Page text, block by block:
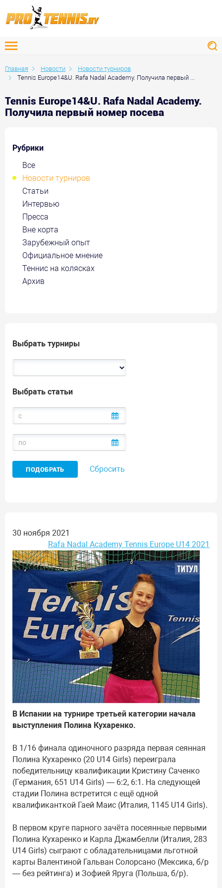
Главная Новости
Новости турниров
Tennis Europe14&U. Rafa Nadal Academy. Получила первый ...
Tennis Europe14&U. Rafa Nadal Academy.
Получила первый номер посева
Рубрики
Все
Новости турниров
Статьи
Интервью
Пресса
Вне корта
Зарубежный опыт
Официальное мнение
Теннис на колясках
Архив
Выбрать турниры
Выбрать статьи
Сбросить
30 ноября 2021
Rafa Nadal Academy Tennis Europe U14 2021
В Испании на турнире третьей категории начала
выступления Полина Кухаренко.
В 1/16 финала одиночного разряда первая сеянная
Полина Кухаренко (20 U14 Girls) переиграла
победительницу квалификации Кристину Саченко
(Германия, 651 U14 Girls) — 6:2, 6:1. На следующей
стадии Полина встретится с ещё одной
квалификанткой Гаей Маис (Италия, 1145 U14 Girls).
В первом круге парного зачёта посеянные первыми
Полина Кухаренко и Карла Джамбелли (Италия, 283
U14 Girls) сыграют с обладательницами льготной
карты Валентиной Гальван Солорсано (Мексика, б/р
— без рейтинга) и Зофией Яруга (Польша, б/р).